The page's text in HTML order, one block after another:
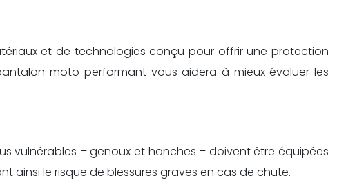
et de technologies conçu pour offrir une protection
moto performant vous aidera à mieux évaluer les
vulnérables – genoux et hanches – doivent être équipées
ainsi le risque de blessures graves en cas de chute.